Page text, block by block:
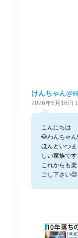
けんちゃん
2026年6月16日
こんにちは
🐶わんちゃ
ほんといつ
しい家族で
これからも
ごし下さい😊